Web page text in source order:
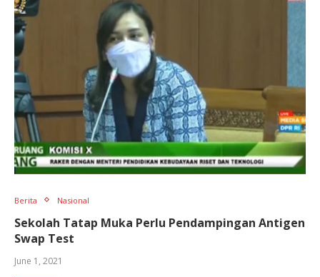
Berita Nasional
Sekolah Tatap Muka Perlu Pendampingan Antigen
Swap Test
June 1, 2021